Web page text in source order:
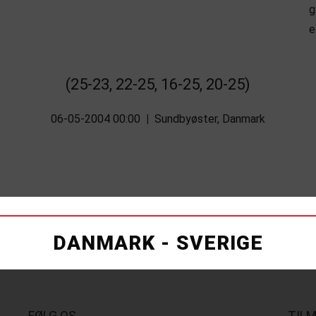
(25-23, 22-25, 16-25, 20-25)
06-05-2004 00:00 Sundbyøster, Danmark
DANMARK - SVERIGE